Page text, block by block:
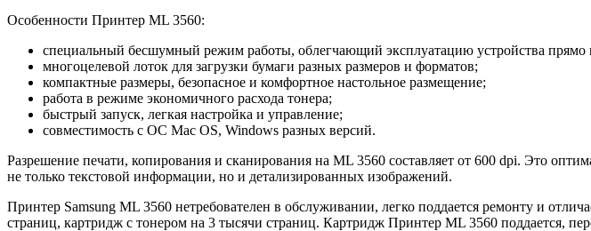
Особенности Принтер ML 3560:
специальный бесшумный режим работы, облегчающий эксплуатацию устройства прямо
многоцелевой лоток для загрузки бумаги разных размеров и форматов;
компактные размеры, безопасное и комфортное настольное размещение;
работа в режиме экономичного расхода тонера;
быстрый запуск, легкая настройка и управление;
совместимость с ОС Mac OS, Windows разных версий.
Разрешение печати, копирования и сканирования на ML 3560 составляет от 600 dpi. Это
не только текстовой информации, но и детализированных изображений.
Принтер Samsung ML 3560 нетребователен в обслуживании, легко поддается ремонту и
страниц, картридж с тонером на 3 тысячи страниц. Картридж Принтер ML 3560 поддается,